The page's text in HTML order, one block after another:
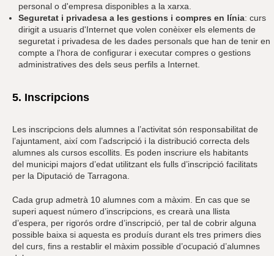
personal o d'empresa disponibles a la xarxa.
Seguretat i privadesa a les gestions i compres en línia: curs
dirigit a usuaris d'Internet que volen conèixer els elements de
seguretat i privadesa de les dades personals que han de tenir en
compte a l'hora de configurar i executar compres o gestions
administratives des dels seus perfils a Internet.
5. Inscripcions
Les inscripcions dels alumnes a l’activitat són responsabilitat de
l’ajuntament, així com l’adscripció i la distribució correcta dels
alumnes als cursos escollits. Es poden inscriure els habitants
del municipi majors d’edat utilitzant els fulls d’inscripció facilitats
per la Diputació de Tarragona.
Cada grup admetrà 10 alumnes com a màxim. En cas que se
superi aquest número d’inscripcions, es crearà una llista
d’espera, per rigorós ordre d’inscripció, per tal de cobrir alguna
possible baixa si aquesta es produís durant els tres primers dies
del curs, fins a restablir el màxim possible d’ocupació d’alumnes